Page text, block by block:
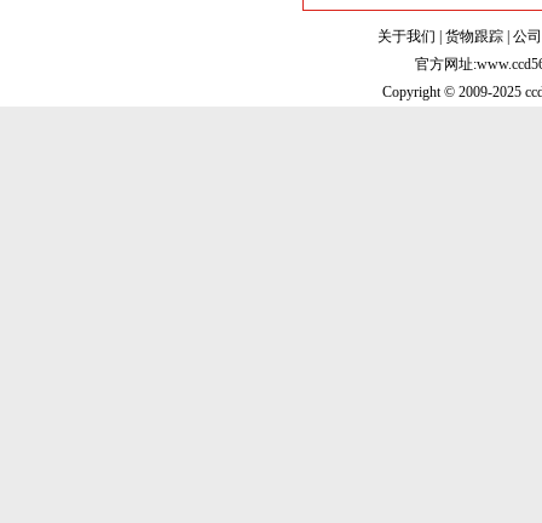
关于我们 货物跟踪 公
官方网址
Copyright © 2009-2025